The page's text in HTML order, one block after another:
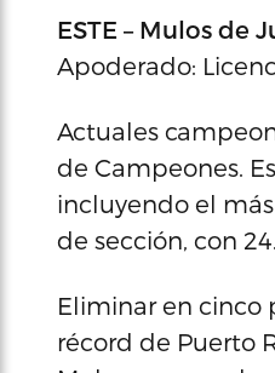
ESTE – Mulos de
Apoderado:
Actuales
de Campeones.
incluyendo el
de sección, con 24.
Eliminar en cinco
récord de Puerto